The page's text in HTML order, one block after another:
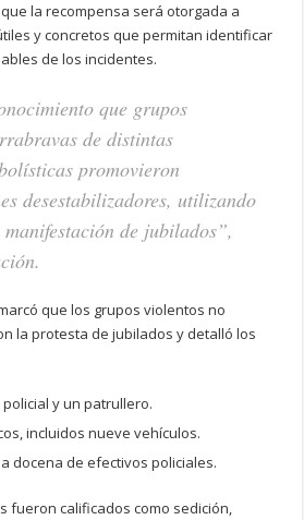
la recompensa será otorgada a
y concretos que permitan identificar
de los incidentes.
que grupos
de distintas
promovieron
desestabilizadores, utilizando
manifestación de jubilados”,
que los grupos violentos no
la protesta de jubilados y detalló los
y un patrullero.
incluidos nueve vehículos.
docena de efectivos policiales.
fueron calificados como sedición,